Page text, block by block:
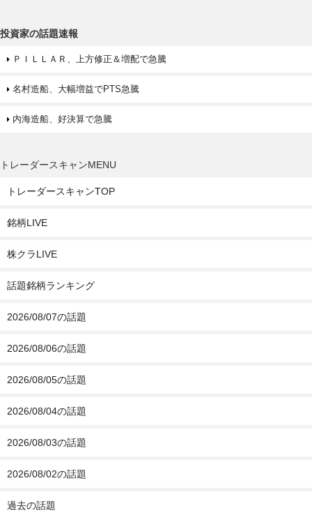
投資家の話題速報
ＰＩＬＬＡＲ、上方修正＆増配で急騰
名村造船、大幅増益でPTS急騰
内海造船、好決算で急騰
トレーダースキャンMENU
トレーダースキャンTOP
銘柄LIVE
株クラLIVE
話題銘柄ランキング
2026/08/07の話題
2026/08/06の話題
2026/08/05の話題
2026/08/04の話題
2026/08/03の話題
2026/08/02の話題
過去の話題